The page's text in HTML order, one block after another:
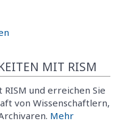
MIT RISM
und erreichen Sie
von Wissenschaftlern,
Mehr